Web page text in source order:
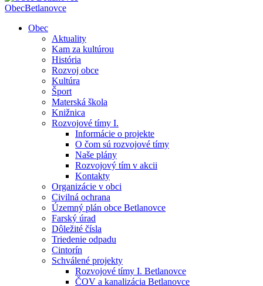
ObecBetlanovce
Obec
Aktuality
Kam za kultúrou
História
Rozvoj obce
Kultúra
Šport
Materská škola
Knižnica
Rozvojové tímy I.
Informácie o projekte
O čom sú rozvojové tímy
Naše plány
Rozvojový tím v akcii
Kontakty
Organizácie v obci
Civilná ochrana
Územný plán obce Betlanovce
Farský úrad
Dôležité čísla
Triedenie odpadu
Cintorín
Schválené projekty
Rozvojové tímy I. Betlanovce
ČOV a kanalizácia Betlanovce